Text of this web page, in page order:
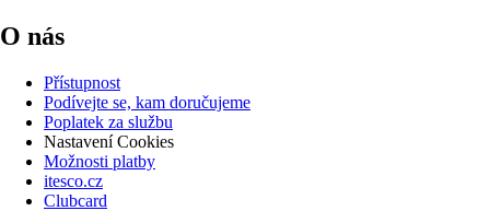
O nás
Přístupnost
Podívejte se, kam doručujeme
Poplatek za službu
Nastavení Cookies
Možnosti platby
itesco.cz
Clubcard